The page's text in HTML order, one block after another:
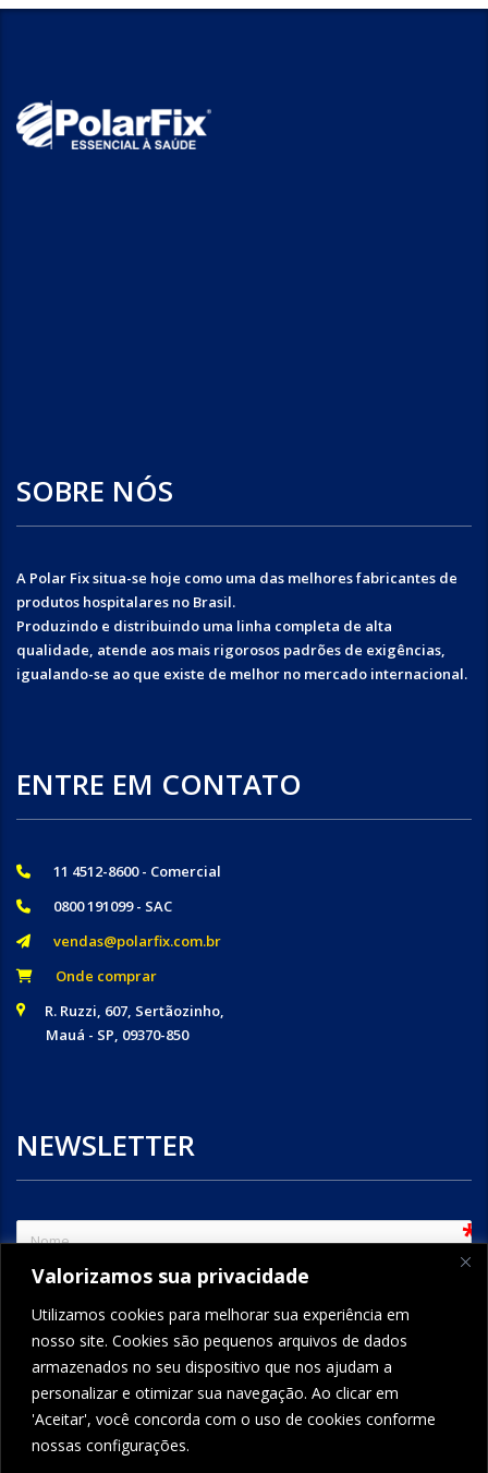
Valorizamos sua privacidade
Utilizamos cookies para melhorar sua experiência em
nosso site. Cookies são pequenos arquivos de dados
armazenados no seu dispositivo que nos ajudam a
personalizar e otimizar sua navegação. Ao clicar em
'Aceitar', você concorda com o uso de cookies conforme
nossas configurações.
SOBRE NÓS
A Polar Fix situa-se hoje como uma das melhores fabricantes de
produtos hospitalares no Brasil.
Produzindo e distribuindo uma linha completa de alta
qualidade, atende aos mais rigorosos padrões de exigências,
igualando-se ao que existe de melhor no mercado internacional.
ENTRE EM CONTATO
11 4512-8600 - Comercial
0800 191099 - SAC
vendas@polarfix.com.br
Onde comprar
R. Ruzzi, 607, Sertãozinho,
Mauá - SP, 09370-850
NEWSLETTER
FORMCRAFT - WORDPRESS FORM BUILDER